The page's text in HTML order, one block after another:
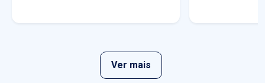
Ver mais